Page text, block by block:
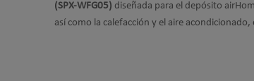
(SPX‑WFG05) diseñada para el depósito
así como la calefacción y el aire